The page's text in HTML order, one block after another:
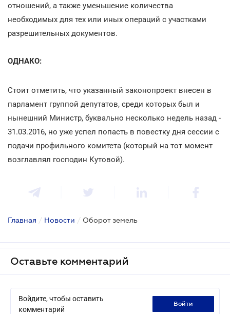
отношений, а также уменьшение количества
необходимых для тех или иных операций с участками
разрешительных документов.
ОДНАКО:
Стоит отметить, что указанный законопроект внесен в
парламент группой депутатов, среди которых был и
нынешний Министр, буквально несколько недель назад -
31.03.2016, но уже успел попасть в повестку дня сессии с
подачи профильного комитета (который на тот момент
возглавлял господин Кутовой).
Главная / Новости / Оборот земель
Оставьте комментарий
Войдите, чтобы оставить
комментарий
войти